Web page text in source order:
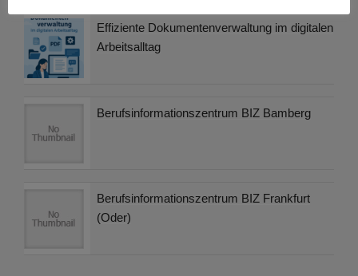
Effiziente Dokumentenverwaltung im digitalen
Arbeitsalltag
Berufsinformationszentrum BIZ Bamberg
Berufsinformationszentrum BIZ Frankfurt
(Oder)